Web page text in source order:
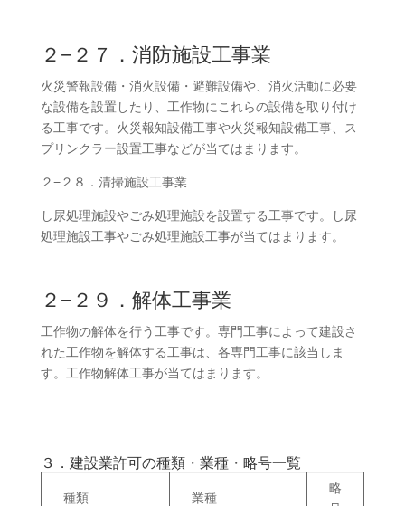
２−２７．消防施設工事業
火災警報設備・消火設備・避難設備や、消火活動に必要
な設備を設置したり、工作物にこれらの設備を取り付け
る工事です。火災報知設備工事や火災報知設備工事、ス
プリンクラー設置工事などが当てはまります。
２−２８．清掃施設工事業
し尿処理施設やごみ処理施設を設置する工事です。し尿
処理施設工事やごみ処理施設工事が当てはまります。
２−２９．解体工事業
工作物の解体を行う工事です。専門工事によって建設さ
れた工作物を解体する工事は、各専門工事に該当しま
す。工作物解体工事が当てはまります。
３．建設業許可の種類・業種・略号一覧
種類 業種
略